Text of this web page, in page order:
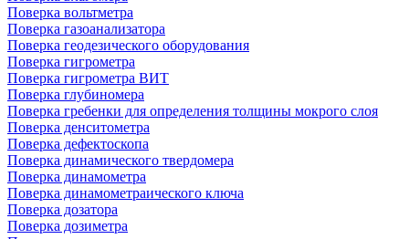
Поверка вольтметра
Поверка газоанализатора
Поверка геодезического оборудования
Поверка гигрометра
Поверка гигрометра ВИТ
Поверка глубиномера
Поверка гребенки для определения толщины мокрого слоя
Поверка денситометра
Поверка дефектоскопа
Поверка динамического твердомера
Поверка динамометра
Поверка динамометраического ключа
Поверка дозатора
Поверка дозиметра